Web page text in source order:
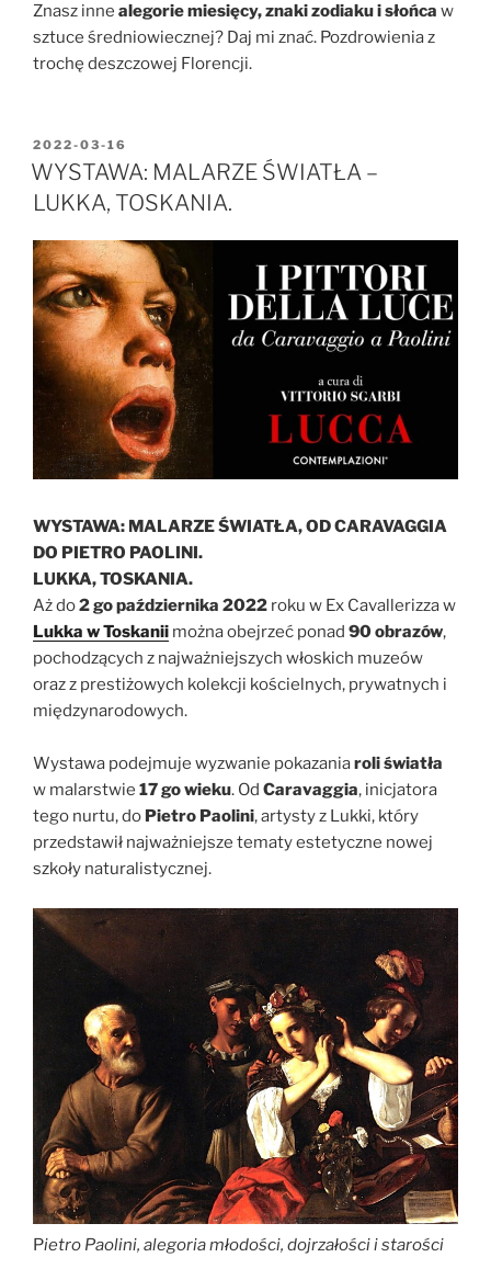
Znasz inne alegorie miesięcy, znaki zodiaku i słońca w
sztuce średniowiecznej? Daj mi znać. Pozdrowienia z
trochę deszczowej Florencji.
OPUBLIKOWANE
W
2022-03-16
WYSTAWA: MALARZE ŚWIATŁA –
LUKKA, TOSKANIA.
WYSTAWA: MALARZE ŚWIATŁA, OD CARAVAGGIA
DO PIETRO PAOLINI.
LUKKA, TOSKANIA.
Aż do2 go października 2022 roku w Ex Cavallerizza w
Lukka w Toskanii można obejrzeć ponad 90 obrazów,
pochodzących z najważniejszych włoskich muzeów
oraz z prestiżowych kolekcji kościelnych, prywatnych i
międzynarodowych.
Wystawa podejmuje wyzwanie pokazaniaroli światła
w malarstwie 17 go wieku. Od Caravaggia, inicjatora
tego nurtu, do Pietro Paolini, artysty z Lukki, który
przedstawił najważniejsze tematy estetyczne nowej
szkoły naturalistycznej.
Pietro Paolini, alegoria młodości, dojrzałości i starości